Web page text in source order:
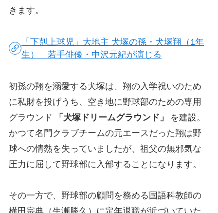
きます。
「下剋上球児」大地主 犬塚の孫・犬塚翔（1年
生） 若手俳優・中沢元紀が演じる
初孫の翔を溺愛する犬塚は、翔の入学祝いのため
に私財を投げうち、空き地に野球部のための専用
グラウンド
「犬塚ドリームグラウンド」
を建設。
かつて名門クラブチームの元エースだった翔は野
球への情熱を失っていましたが、祖父の無邪気な
圧力に屈して野球部に入部することになります。
その一方で、野球部の顧問を務める国語科教師の
横田宗典（生瀬勝久）に定年退職が近づいていた